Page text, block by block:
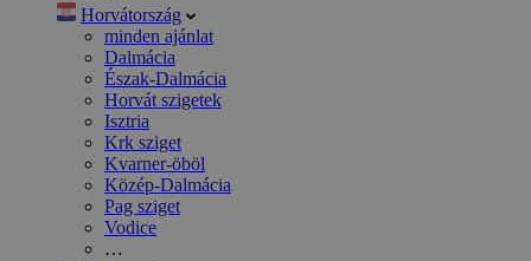
Horvátország
minden ajánlat
Dalmácia
Észak-Dalmácia
Horvát szigetek
Isztria
Krk sziget
Kvarner-öböl
Közép-Dalmácia
Pag sziget
Vodice
…